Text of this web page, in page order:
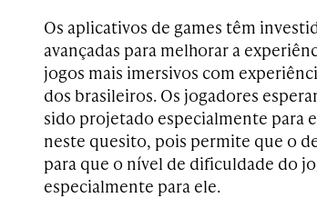
Os aplicativos de games têm
avançadas para melhorar a
jogos mais imersivos com
dos brasileiros. Os jogadores
sido projetado especialmente para
neste quesito, pois permite que o
para que o nível de dificuldade do
especialmente para ele.